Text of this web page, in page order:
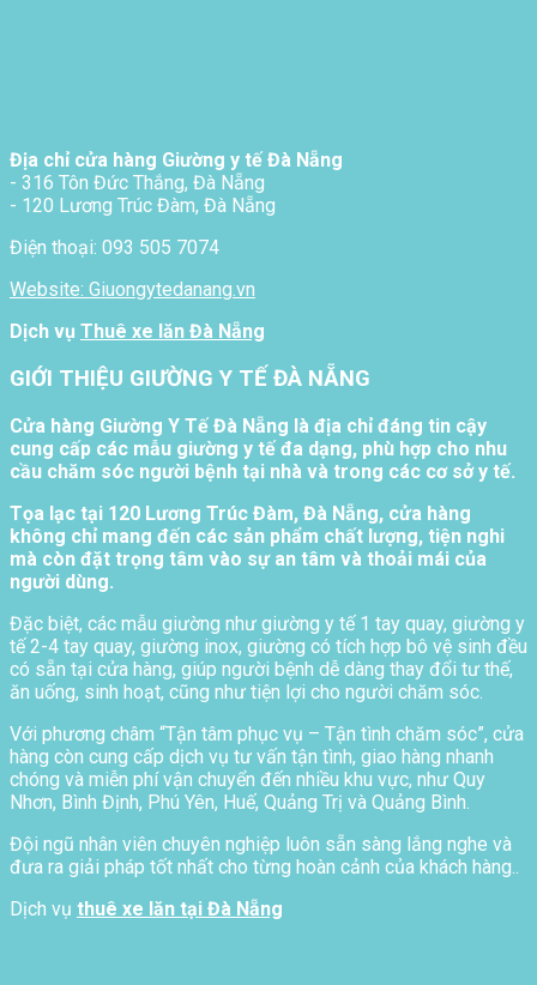
Địa chỉ cửa hàng Giường y tế Đà Nẵng
- 316 Tôn Đức Thắng, Đà Nẵng
- 120 Lương Trúc Đàm, Đà Nẵng
Điện thoại: 093 505 7074
Website: Giuongytedanang.vn
Dịch vụ Thuê xe lăn Đà Nẵng
GIỚI THIỆU GIƯỜNG Y TẾ ĐÀ NẴNG
Cửa hàng Giường Y Tế Đà Nẵng là địa chỉ đáng tin cậy
cung cấp các mẫu giường y tế đa dạng, phù hợp cho nhu
cầu chăm sóc người bệnh tại nhà và trong các cơ sở y tế.
Tọa lạc tại 120 Lương Trúc Đàm, Đà Nẵng, cửa hàng
không chỉ mang đến các sản phẩm chất lượng, tiện nghi
mà còn đặt trọng tâm vào sự an tâm và thoải mái của
người dùng.
Đặc biệt, các mẫu giường như giường y tế 1 tay quay, giường y
tế 2-4 tay quay, giường inox, giường có tích hợp bô vệ sinh đều
có sẵn tại cửa hàng, giúp người bệnh dễ dàng thay đổi tư thế,
ăn uống, sinh hoạt, cũng như tiện lợi cho người chăm sóc.
Với phương châm “Tận tâm phục vụ – Tận tình chăm sóc”, cửa
hàng còn cung cấp dịch vụ tư vấn tận tình, giao hàng nhanh
chóng và miễn phí vận chuyển đến nhiều khu vực, như Quy
Nhơn, Bình Định, Phú Yên, Huế, Quảng Trị và Quảng Bình.
Đội ngũ nhân viên chuyên nghiệp luôn sẵn sàng lắng nghe và
đưa ra giải pháp tốt nhất cho từng hoàn cảnh của khách hàng..
Dịch vụ thuê xe lăn tại Đà Nẵng